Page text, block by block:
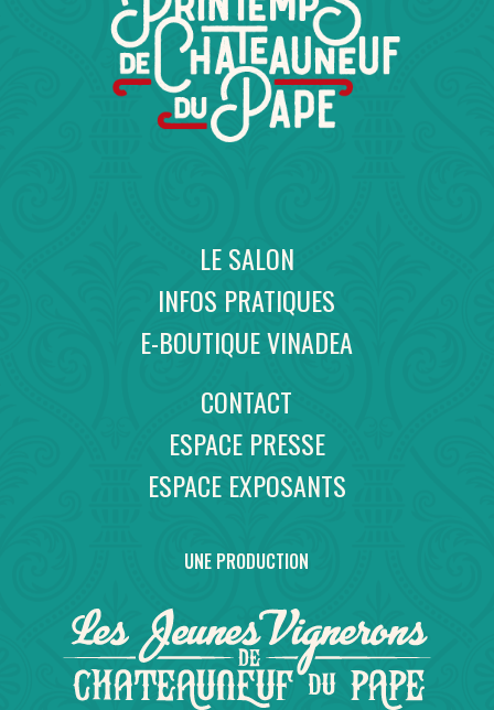
LE SALON
INFOS PRATIQUES
E-BOUTIQUE VINADEA
CONTACT
ESPACE PRESSE
ESPACE EXPOSANTS
UNE PRODUCTION